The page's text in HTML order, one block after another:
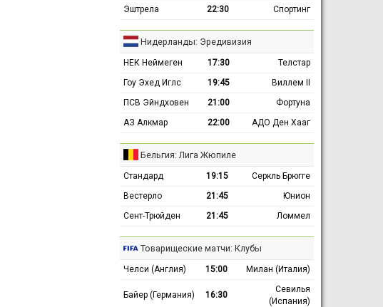
Эштрела 22:30 Спортинг
Нидерланды: Эредивизия
НЕК Неймеген 17:30
Телстар
Гоу Эхед Иглс
19:45
Виллем II
ПСВ Эйндховен
21:00
Фортуна
АЗ Алкмар
22:00 АДО Ден Хааг
Бельгия: Лига Жюпиле
Стандард 19:15
Серкль Брюгге
Вестерло
21:45
Юнион
Сент-Трюйден
21:45 Ломмел
Товарищеские матчи: Клубы
Челси (Англия) 15:00 Милан (Италия)
Байер (Германия) 16:30
Севилья
(Испания)